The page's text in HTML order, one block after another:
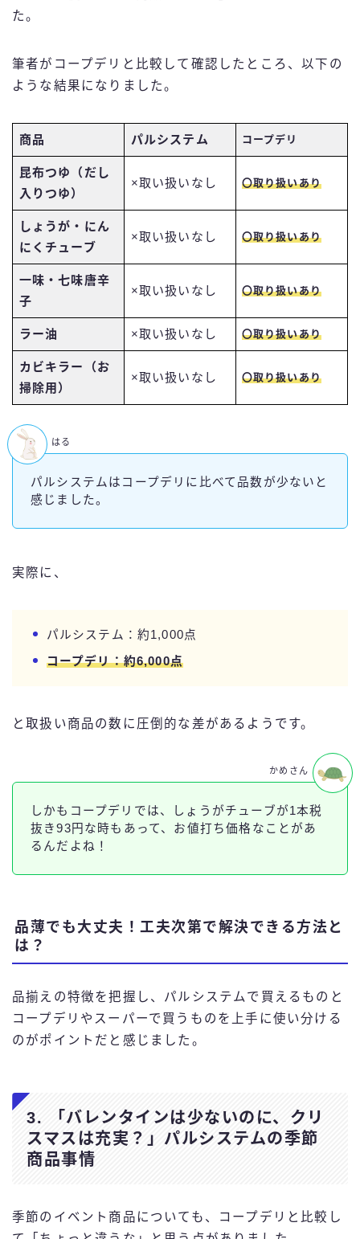
た。
筆者がコープデリと比較して確認したところ、以下の
ような結果になりました。
商品 パルシステム コープデリ
昆布つゆ（だし
入りつゆ）
×取い扱いなし 〇取り扱いあり
しょうが・にん
にくチューブ
×取い扱いなし 〇取り扱いあり
一味・七味唐辛
子
×取い扱いなし 〇取り扱いあり
ラー油 ×取い扱いなし 〇取り扱いあり
カビキラー
（お
掃除用）
×取い扱いなし 〇取り扱いあり
パルシステムはコープデリに比べて品数が少ないと
感じました。
はる
実際に、
パルシステム：約1,000点
コープデリ：約6,000点
と取扱い商品の数に圧倒的な差があるようです。
しかもコープデリでは、しょうがチューブが1本税
抜き93円な時もあって、お値打ち価格なことがあ
るんだよね！
かめさん
品薄でも大丈夫！工夫次第で解決できる方法と
は？
品揃えの特徴を把握し、パルシステムで買えるものと
コープデリやスーパーで買うものを上手に使い分ける
のがポイントだと感じました。
3. 「バレンタインは少ないのに、クリ
スマスは充実？」パルシステムの季節
商品事情
季節のイベント商品についても、コープデリと比較し